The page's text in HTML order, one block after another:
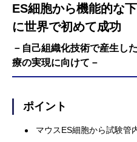
ES細胞から機能的な
に世界で初めて成功
－自己組織化技術で産生し
療の実現に向けて－
ポイント
マウスES細胞から試験管